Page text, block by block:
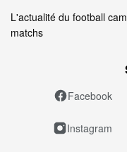
L'actualité du football
matchs
Facebook
Instagram